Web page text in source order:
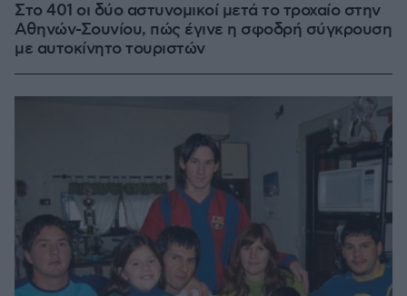
Στο 401 οι δύο αστυνομικοί μετά το τροχαίο στην
Αθηνών-Σουνίου, πώς έγινε η σφοδρή σύγκρουση
με αυτοκίνητο τουριστών